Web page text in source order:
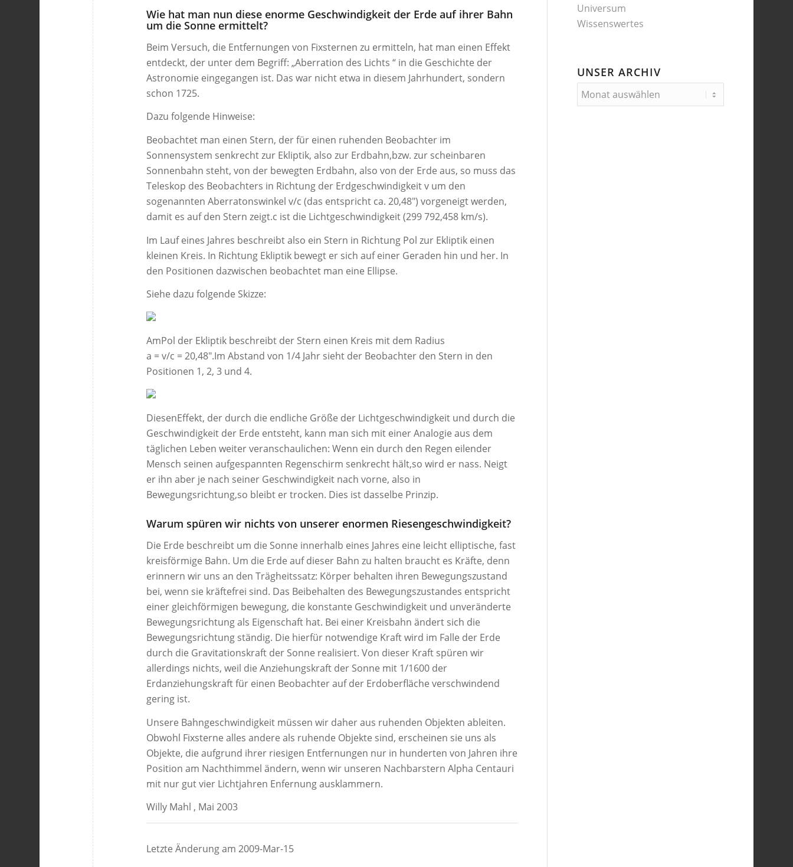
Wie hat man nun diese enorme Geschwindigkeit der Erde auf ihrer Bahn
um die Sonne ermittelt?
Beim Versuch, die Entfernungen von Fixsternen zu ermitteln, hat man einen Effekt
entdeckt, der unter dem Begriff: „Aberration des Lichts “ in die Geschichte der
Astronomie eingegangen ist. Das war nicht etwa in diesem Jahrhundert, sondern
schon 1725.
Dazu folgende Hinweise:
Beobachtet man einen Stern, der für einen ruhenden Beobachter im
Sonnensystem senkrecht zur Ekliptik, also zur Erdbahn,bzw. zur scheinbaren
Sonnenbahn steht, von der bewegten Erdbahn, also von der Erde aus, so muss das
Teleskop des Beobachters in Richtung der Erdgeschwindigkeit v um den
sogenannten Aberratonswinkel v/c (das entspricht ca. 20,48″) vorgeneigt werden,
damit es auf den Stern zeigt.c ist die Lichtgeschwindigkeit (299 792,458 km/s).
Im Lauf eines Jahres beschreibt also ein Stern in Richtung Pol zur Ekliptik einen
kleinen Kreis. In Richtung Ekliptik bewegt er sich auf einer Geraden hin und her. In
den Positionen dazwischen beobachtet man eine Ellipse.
Siehe dazu folgende Skizze:
AmPol der Ekliptik beschreibt der Stern einen Kreis mit dem Radius
a = v/c = 20,48″.Im Abstand von 1/4 Jahr sieht der Beobachter den Stern in den
Positionen 1, 2, 3 und 4.
DiesenEffekt, der durch die endliche Größe der Lichtgeschwindigkeit und durch die
Geschwindigkeit der Erde entsteht, kann man sich mit einer Analogie aus dem
täglichen Leben weiter veranschaulichen: Wenn ein durch den Regen eilender
Mensch seinen aufgespannten Regenschirm senkrecht hält,so wird er nass. Neigt
er ihn aber je nach seiner Geschwindigkeit nach vorne, also in
Bewegungsrichtung,so bleibt er trocken. Dies ist dasselbe Prinzip.
Warum spüren wir nichts von unserer enormen Riesengeschwindigkeit?
Die Erde beschreibt um die Sonne innerhalb eines Jahres eine leicht elliptische, fast
kreisförmige Bahn. Um die Erde auf dieser Bahn zu halten braucht es Kräfte, denn
erinnern wir uns an den Trägheitssatz: Körper behalten ihren Bewegungszustand
bei, wenn sie kräftefrei sind. Das Beibehalten des Bewegungszustandes entspricht
einer gleichförmigen bewegung, die konstante Geschwindigkeit und unveränderte
Bewegungsrichtung als Eigenschaft hat. Bei einer Kreisbahn ändert sich die
Bewegungsrichtung ständig. Die hierfür notwendige Kraft wird im Falle der Erde
durch die Gravitationskraft der Sonne realisiert. Von dieser Kraft spüren wir
allerdings nichts, weil die Anziehungskraft der Sonne mit 1/1600 der
Erdanziehungskraft für einen Beobachter auf der Erdoberfläche verschwindend
gering ist.
Unsere Bahngeschwindigkeit müssen wir daher aus ruhenden Objekten ableiten.
Obwohl Fixsterne alles andere als ruhende Objekte sind, erscheinen sie uns als
Objekte, die aufgrund ihrer riesigen Entfernungen nur in hunderten von Jahren ihre
Position am Nachthimmel ändern, wenn wir unseren Nachbarstern Alpha Centauri
mit nur gut vier Lichtjahren Enfernung ausklammern.
Willy Mahl , Mai 2003
Letzte Änderung am 2009-Mar-15
Universum
Wissenswertes
UNSER ARCHIV